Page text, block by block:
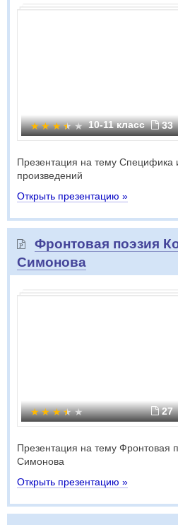
10-11 класс 33
Презентация на тему Специфика
произведений
Открыть презентацию »
Фронтовая поэзия
Симонова
27
Презентация на тему Фронтовая
Симонова
Открыть презентацию »